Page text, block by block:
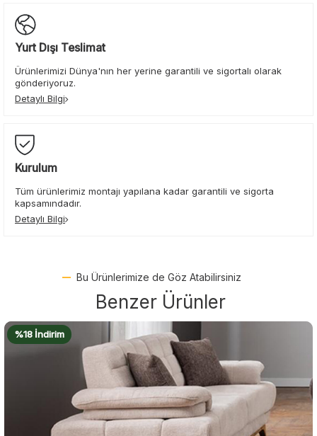
Yurt Dışı Teslimat
Ürünlerimizi Dünya'nın her yerine garantili ve sigortalı olarak
gönderiyoruz.
Detaylı Bilgi
Kurulum
Tüm ürünlerimiz montajı yapılana kadar garantili ve sigorta
kapsamındadır.
Detaylı Bilgi
Bu Ürünlerimize de Göz Atabilirsiniz
Benzer Ürünler
%18 İndirim